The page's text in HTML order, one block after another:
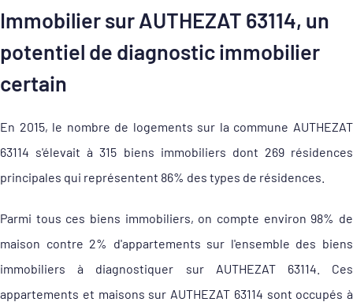
Immobilier sur AUTHEZAT 63114, un
potentiel de diagnostic immobilier
certain
En 2015, le nombre de logements sur la commune AUTHEZAT
63114 s'élevait à 315 biens immobiliers dont 269 résidences
principales qui représentent 86% des types de résidences.
Parmi tous ces biens immobiliers, on compte environ 98% de
maison contre 2% d'appartements sur l'ensemble des biens
immobiliers à diagnostiquer sur AUTHEZAT 63114. Ces
appartements et maisons sur AUTHEZAT 63114 sont occupés à